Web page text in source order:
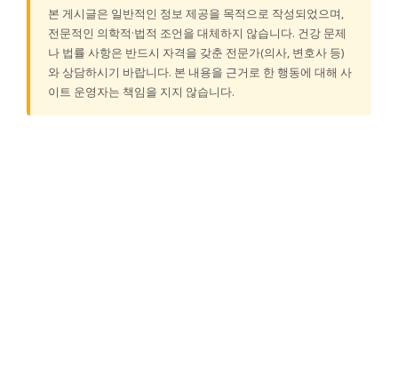
본 게시글은 일반적인 정보 제공을 목적으로 작성되었으며,
전문적인 의학적·법적 조언을 대체하지 않습니다. 건강 문제
나 법률 사항은 반드시 자격을 갖춘 전문가(의사, 변호사 등)
와 상담하시기 바랍니다. 본 내용을 근거로 한 행동에 대해 사
이트 운영자는 책임을 지지 않습니다.